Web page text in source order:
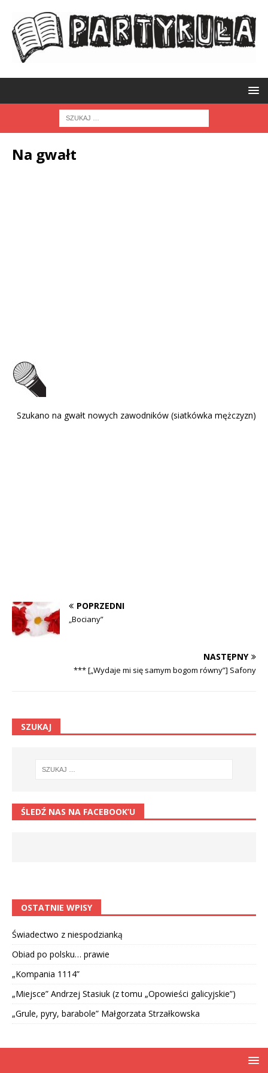
Na gwałt
Szukano na gwałt nowych zawodników (siatkówka mężczyzn)
POPRZEDNI
„Bociany”
NASTĘPNY
*** [„Wydaje mi się samym bogom równy”] Safony
SZUKAJ
ŚLEDŹ NAS NA FACEBOOK’U
OSTATNIE WPISY
Świadectwo z niespodzianką
Obiad po polsku… prawie
„Kompania 1114”
„Miejsce” Andrzej Stasiuk (z tomu „Opowieści galicyjskie”)
„Grule, pyry, barabole” Małgorzata Strzałkowska